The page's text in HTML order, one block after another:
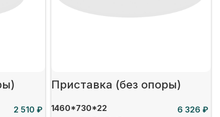
₽
Приставка (без опоры)
1460*730*22
₽